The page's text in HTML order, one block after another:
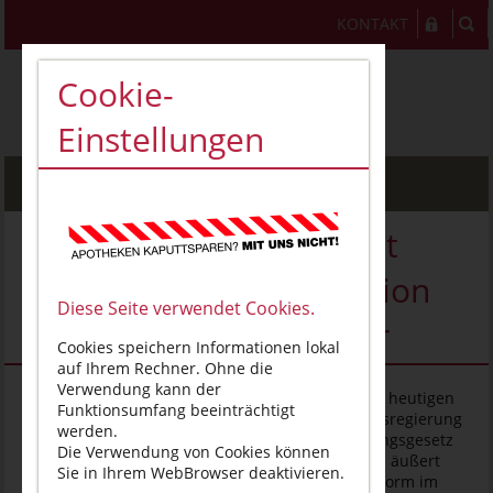
KONTAKT
ABDA-Präsident begrüßt
Ankündigung der Koalition
zum Apothekenhonorar
Berlin, 27. Februar 2026– Der Bundestag hat am heutigen
Freitag in Erster Lesung über das von der Bundesregierung
geplante Apothekenversorgung-Weiterentwicklungsgesetz
(ApoVWG) beraten. ABDA-Präsident Thomas Preis äußert
sich wie folgt dazu: „Endlich ist die Apothekenreform im
Cookie-
Einstellungen
Diese Seite verwendet Cookies.
Cookies speichern Informationen lokal
auf Ihrem Rechner. Ohne die
Verwendung kann der
Funktionsumfang beeinträchtigt
werden.
Die Verwendung von Cookies können
Sie in Ihrem WebBrowser deaktivieren.